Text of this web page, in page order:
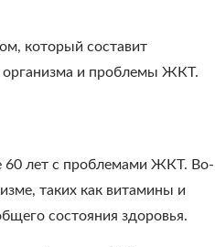
который составит
организма и проблемы ЖКТ.
60 лет с проблемами ЖКТ. Во-
таких как витамины и
состояния здоровья.